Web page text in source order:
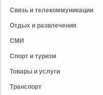
Связь и телекоммуникации
Отдых и развлечения
СМИ
Спорт и туризм
Товары и услуги
Транспорт